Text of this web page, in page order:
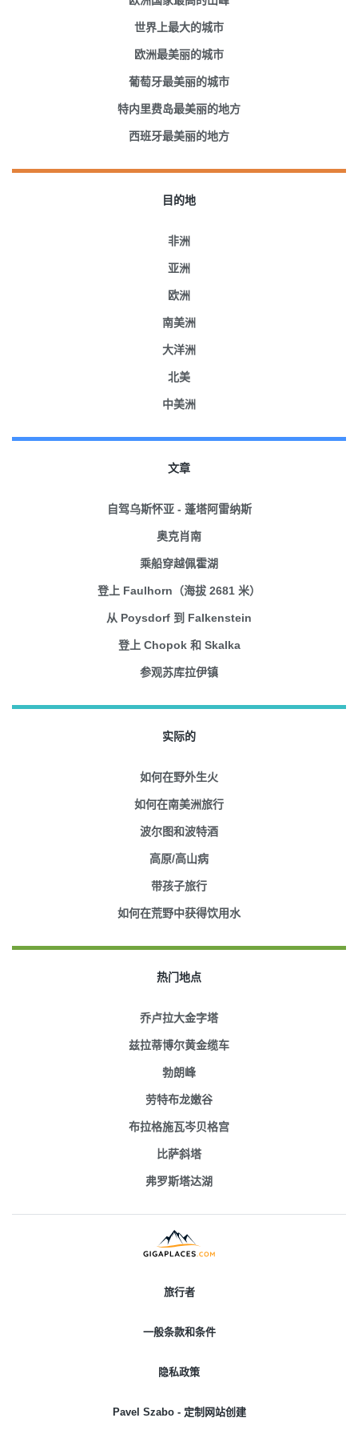
世界上最大的城市
欧洲最美丽的城市
葡萄牙最美丽的城市
特内里费岛最美丽的地方
西班牙最美丽的地方
目的地
非洲
亚洲
欧洲
南美洲
大洋洲
北美
中美洲
文章
自驾乌斯怀亚 - 蓬塔阿雷纳斯
奥克肖南
乘船穿越佩霍湖
登上 Faulhorn（海拔 2681 米）
从 Poysdorf 到 Falkenstein
登上 Chopok 和 Skalka
参观苏库拉伊镇
实际的
如何在野外生火
如何在南美洲旅行
波尔图和波特酒
高原/高山病
带孩子旅行
如何在荒野中获得饮用水
热门地点
乔卢拉大金字塔
兹拉蒂博尔黄金缆车
勃朗峰
劳特布龙嫩谷
布拉格施瓦岑贝格宫
比萨斜塔
弗罗斯塔达湖
旅行者
一般条款和条件
隐私政策
Pavel Szabo - 定制网站创建